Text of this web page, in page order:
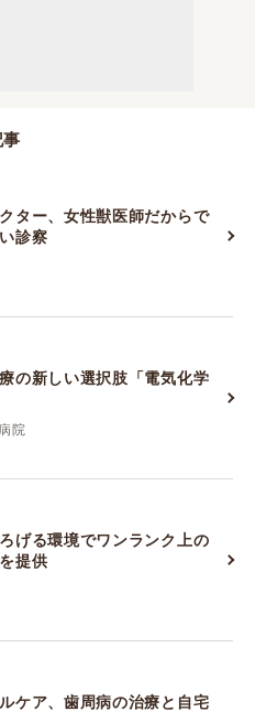
ター、女性獣医師だからで
診察
の新しい選択肢「電気化学
院
げる環境でワンランク上の
提供
ケア、歯周病の治療と自宅